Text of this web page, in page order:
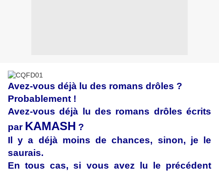
Avez-vous déjà lu des romans drôles ?
Probablement !
Avez-vous déjà lu des romans drôles écrits
par KAMASH ?
Il y a déjà moins de chances, sinon, je le
saurais.
En tous cas, si vous avez lu le précédent